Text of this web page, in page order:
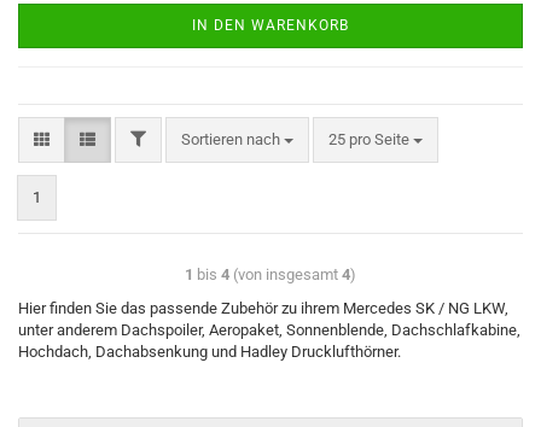
IN DEN WARENKORB
Sortieren nach 25 pro Seite
1
1 bis 4 (von insgesamt 4)
Hier finden Sie das passende Zubehör zu ihrem Mercedes SK / NG LKW,
unter anderem Dachspoiler, Aeropaket, Sonnenblende, Dachschlafkabine,
Hochdach, Dachabsenkung und Hadley Drucklufthörner.